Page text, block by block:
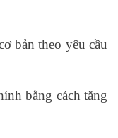
bản theo yêu cầu
bằng cách tăng